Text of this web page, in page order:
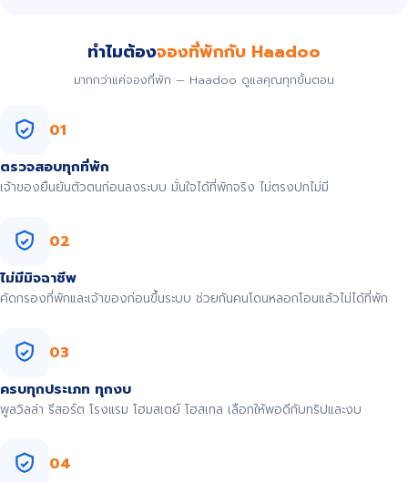
ทำไมต้องจองที่พักกับ Haadoo
มากกว่าแค่จองที่พัก — Haadoo ดูแลคุณทุกขั้นตอน
01
ตรวจสอบทุกที่พัก
เจ้าของยืนยันตัวตนก่อนลงระบบ มั่นใจได้ที่พักจริง ไม่ตรงปกไม่มี
02
ไม่มีมิจฉาชีพ
คัดกรองที่พักและเจ้าของก่อนขึ้นระบบ ช่วยกันคนโดนหลอกโอนแล้วไม่ได้ที่พัก
03
ครบทุกประเภท ทุกงบ
พูลวิลล่า รีสอร์ต โรงแรม โฮมสเตย์ โฮสเทล เลือกให้พอดีกับทริปและงบ
04